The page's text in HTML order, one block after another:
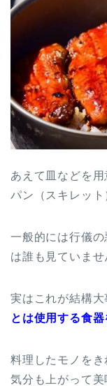
あえて皿などを
パン（スキレット
一般的には行儀
は誰も見ていませ
実はこれが結構大
とは使用する食
料理したモノをき
気分も上がって